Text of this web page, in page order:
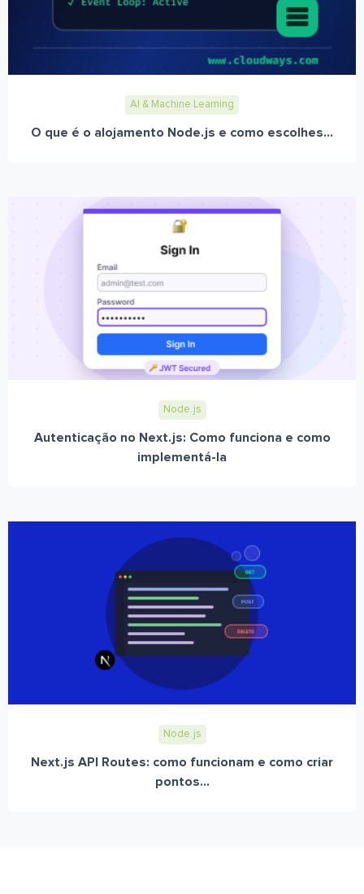
AI & Machine Learning
O que é o alojamento Node.js e como escolhes...
Node.js
Autenticação no Next.js: Como funciona e como
implementá-la
Node.js
Next.js API Routes: como funcionam e como criar
pontos...